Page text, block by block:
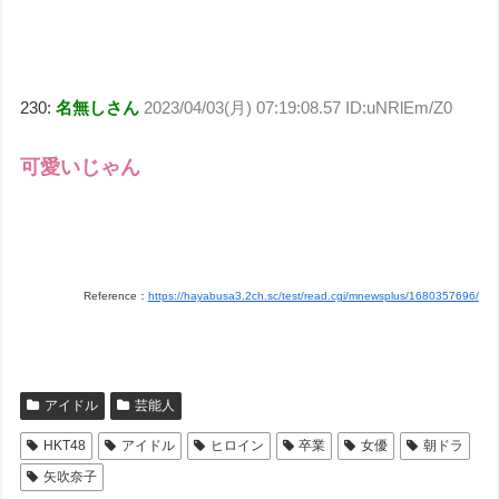
230:名無しさん 2023/04/03(月) 07:19:08.57 ID:uNRlEm/Z0
可愛いじゃん
Reference： https://hayabusa3.2ch.sc/test/read.cgi/mnewsplus/1680357696/
アイドル 芸能人
HKT48 アイドル ヒロイン 卒業 女優
朝ドラ
矢吹奈子